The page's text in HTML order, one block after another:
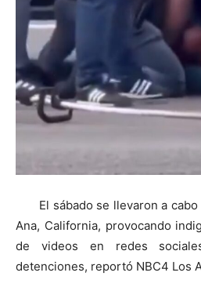
El sábado se llevaron a
Ana, California, provocando
de videos en redes
detenciones, reportó NBC4 Los